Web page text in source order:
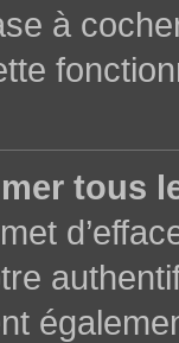
à
tous